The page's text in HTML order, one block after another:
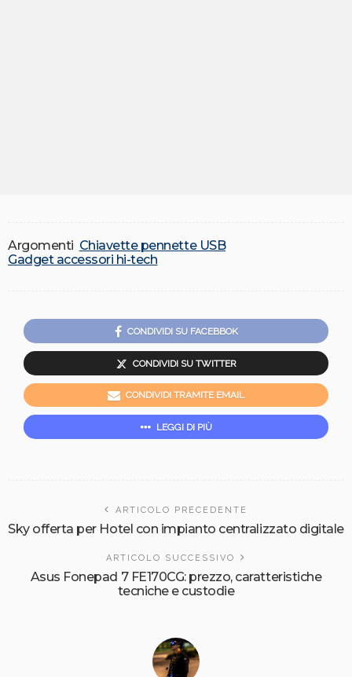
Argomenti Chiavette pennette USB
Gadget accessori hi-tech
CONDIVIDI SU FACEBBOK
CONDIVIDI SU TWITTER
CONDIVIDI TRAMITE EMAIL
LEGGI DI PIÙ
ARTICOLO PRECEDENTE
Sky offerta per Hotel con impianto centralizzato digitale
ARTICOLO SUCCESSIVO
Asus Fonepad 7 FE170CG: prezzo, caratteristiche
tecniche e custodie